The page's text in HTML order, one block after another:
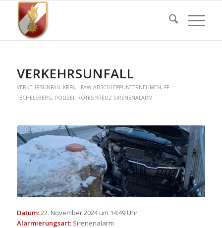
VERKEHRSUNFALL
VERKEHRSUNFALL KRFA, LFAW ABSCHLEPPUNTERNEHMEN, FF
TECHELSBERG, POLIZEI, ROTES KREUZ SIRENENALARM
Datum:22. November 2024 um 14:49 Uhr
Alarmierungsart:Sirenenalarm